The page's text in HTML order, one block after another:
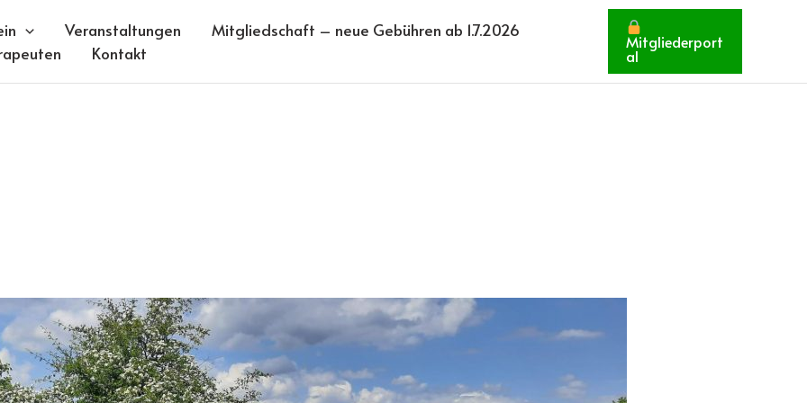
Veranstaltungen
Mitgliedschaft – neue Gebühren ab 1.7.2026
Kontakt
Mitgliederport
al